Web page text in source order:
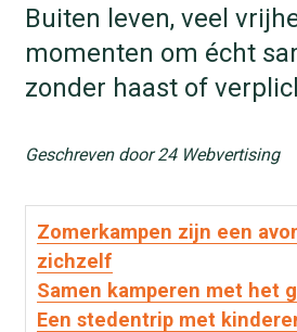
Buiten leven, veel
momenten om écht
zonder haast of
Geschreven door 24 Webvertising
Zomerkampen zijn een
zichzelf
Samen kamperen met het
Een stedentrip met